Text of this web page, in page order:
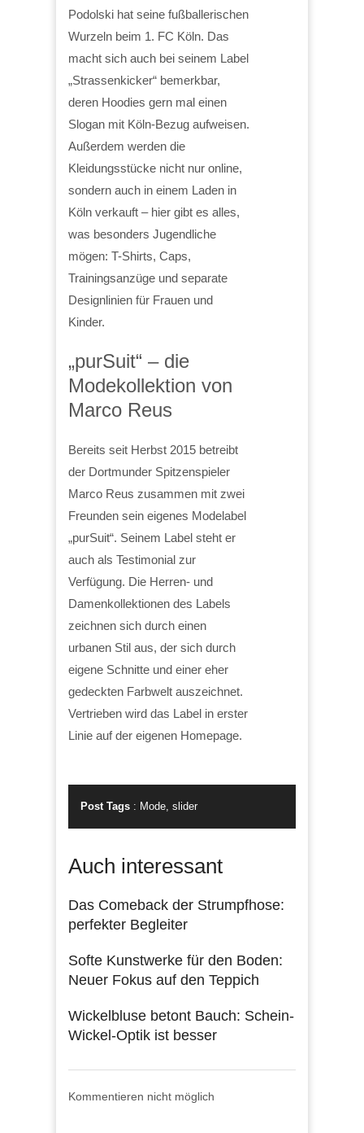
Podolski hat seine fußballerischen
Wurzeln beim 1. FC Köln. Das
macht sich auch bei seinem Label
„Strassenkicker“ bemerkbar,
deren Hoodies gern mal einen
Slogan mit Köln-Bezug aufweisen.
Außerdem werden die
Kleidungsstücke nicht nur online,
sondern auch in einem Laden in
Köln verkauft – hier gibt es alles,
was besonders Jugendliche
mögen: T-Shirts, Caps,
Trainingsanzüge und separate
Designlinien für Frauen und
Kinder.
„purSuit“ – die
Modekollektion von
Marco Reus
Bereits seit Herbst 2015 betreibt
der Dortmunder Spitzenspieler
Marco Reus zusammen mit zwei
Freunden sein eigenes Modelabel
„purSuit“. Seinem Label steht er
auch als Testimonial zur
Verfügung. Die Herren- und
Damenkollektionen des Labels
zeichnen sich durch einen
urbanen Stil aus, der sich durch
eigene Schnitte und einer eher
gedeckten Farbwelt auszeichnet.
Vertrieben wird das Label in erster
Linie auf der eigenen Homepage.
Post Tags : Mode slider
Auch interessant
Das Comeback der Strumpfhose:
perfekter Begleiter
Softe Kunstwerke für den Boden:
Neuer Fokus auf den Teppich
Wickelbluse betont Bauch: Schein-
Wickel-Optik ist besser
Kommentieren nicht möglich